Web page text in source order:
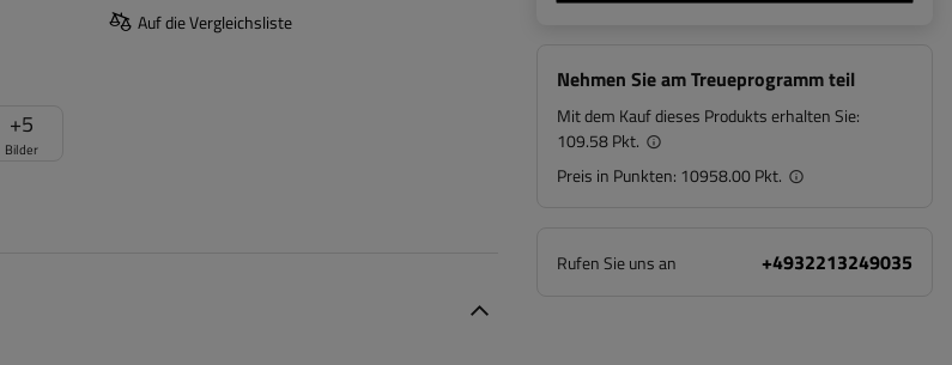
+5
Bilder
Auf die Vergleichsliste
Nehmen Sie am Treueprogramm teil
Mit dem Kauf dieses Produkts erhalten Sie:
109.58 Pkt.
Preis in Punkten: 10958.00 Pkt.
Rufen Sie uns an +4932213249035